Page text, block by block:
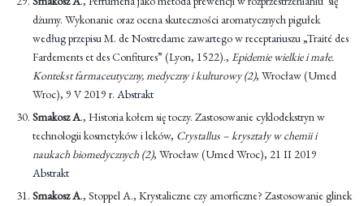
dżumy. Wykonanie oraz ocena skuteczności aromatycznych pigułek
według przepisu M. de Nostredame zawartego w receptariuszu „Traité des
Fardements et des Confitures” (Lyon, 1522)., Epidemie wielkie i małe.
Kontekst farmaceutyczny, medyczny i kulturowy (2), Wrocław (Umed
Wroc), 9 V 2019 r. Abstrakt
Smakosz A., Historia kołem się toczy. Zastosowanie cyklodekstryn w
technologii kosmetyków i leków, Crystallus – kryształy w chemii i
naukach biomedycznych (2), Wrocław (Umed Wroc), 21 II 2019
Abstrakt
Smakosz A., Stoppel A., Krystaliczne czy amorficzne? Zastosowanie glinek